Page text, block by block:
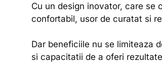
Cu un design inovator, care se
confortabil, usor de curatat si
Dar beneficiile nu se limiteaza
si capacitatii de a oferi